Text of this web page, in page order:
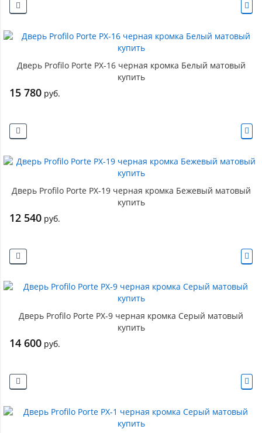
Дверь Profilo Porte PX-16 черная кромка Белый матовый
купить
15 780 руб.
Дверь Profilo Porte PX-19 черная кромка Бежевый матовый
купить
12 540 руб.
Дверь Profilo Porte PX-9 черная кромка Серый матовый
купить
14 600 руб.